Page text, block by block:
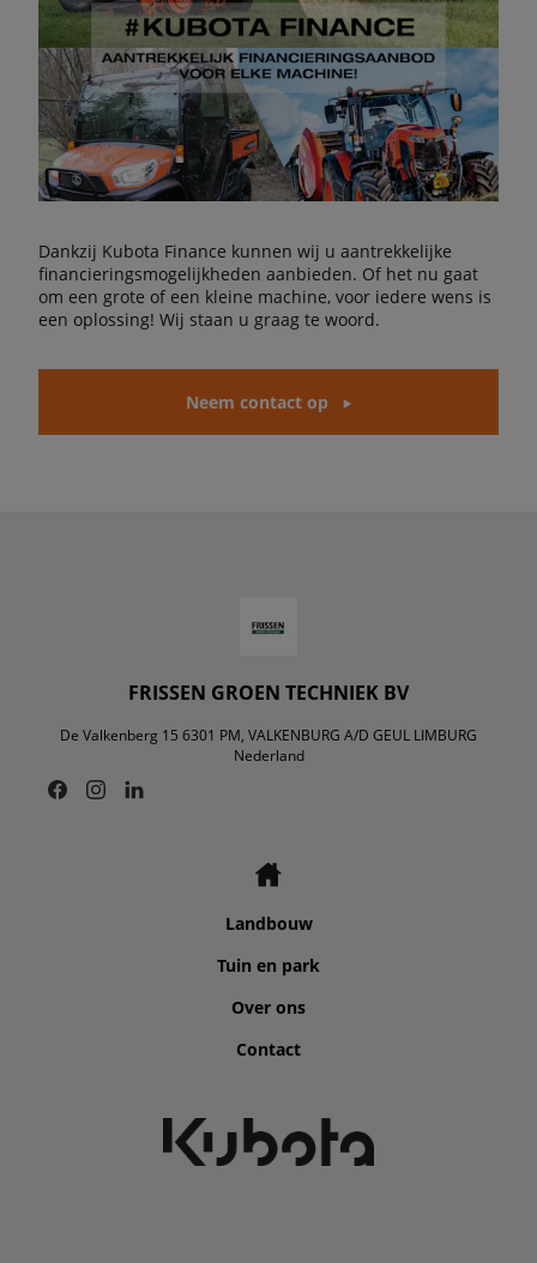
Dankzij Kubota Finance kunnen wij u aantrekkelijke
financieringsmogelijkheden aanbieden. Of het nu gaat
om een grote of een kleine machine, voor iedere wens is
een oplossing! Wij staan u graag te woord.
Neem contact op
FRISSEN GROEN TECHNIEK BV
De Valkenberg 15 6301 PM, VALKENBURG A/D GEUL LIMBURG
Nederland
Landbouw
Tuin en park
Over ons
Contact